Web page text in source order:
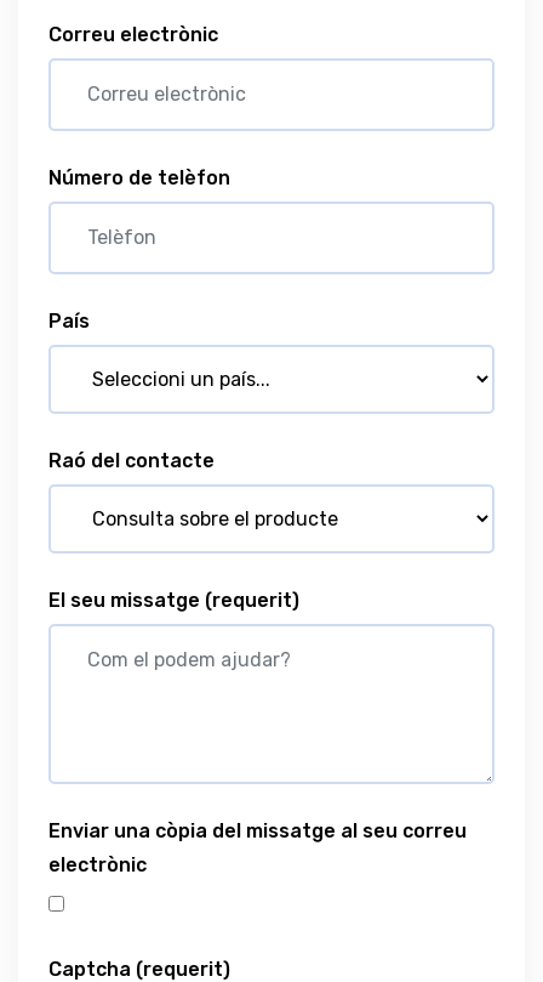
Correu electrònic
Número de telèfon
País
Raó del contacte
El seu missatge (requerit)
Enviar una còpia del missatge al seu correu
electrònic
Captcha (requerit)